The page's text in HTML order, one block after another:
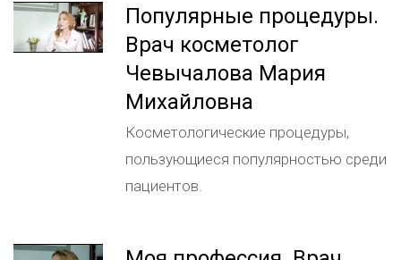
Популярные процедуры.
Врач косметолог
Чевычалова Мария
Михайловна
Косметологические процедуры,
пользующиеся популярностью среди
пациентов.